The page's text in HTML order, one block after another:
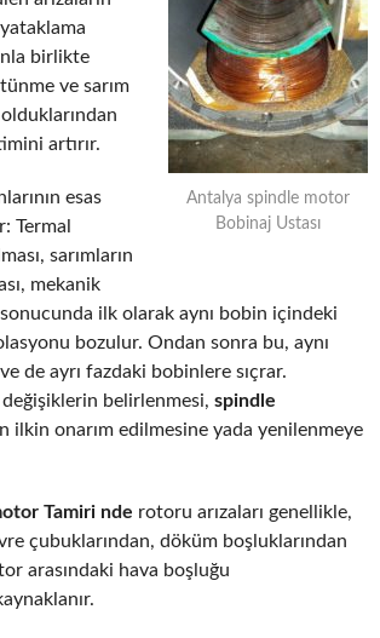
Antalya spindle motor
Bobinaj Ustası
birlikte
ve sarım
olduklarından
artırır.
esas
Termal
sarımların
mekanik
sonucunda ilk olarak aynı bobin içindeki
bozulur. Ondan sonra bu, aynı
de ayrı fazdaki bobinlere sıçrar.
belirlenmesi, spindle
ilkin onarım edilmesine yada yenilenmeye
Tamiri nde rotoru arızaları genellikle,
çubuklarından, döküm boşluklarından
arasındaki hava boşluğu